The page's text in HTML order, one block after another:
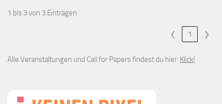
1 bis 3 von 3 Einträgen
❮ 1 ❯
Alle Veranstaltungen und Call for Papers findest du hier: Klick!